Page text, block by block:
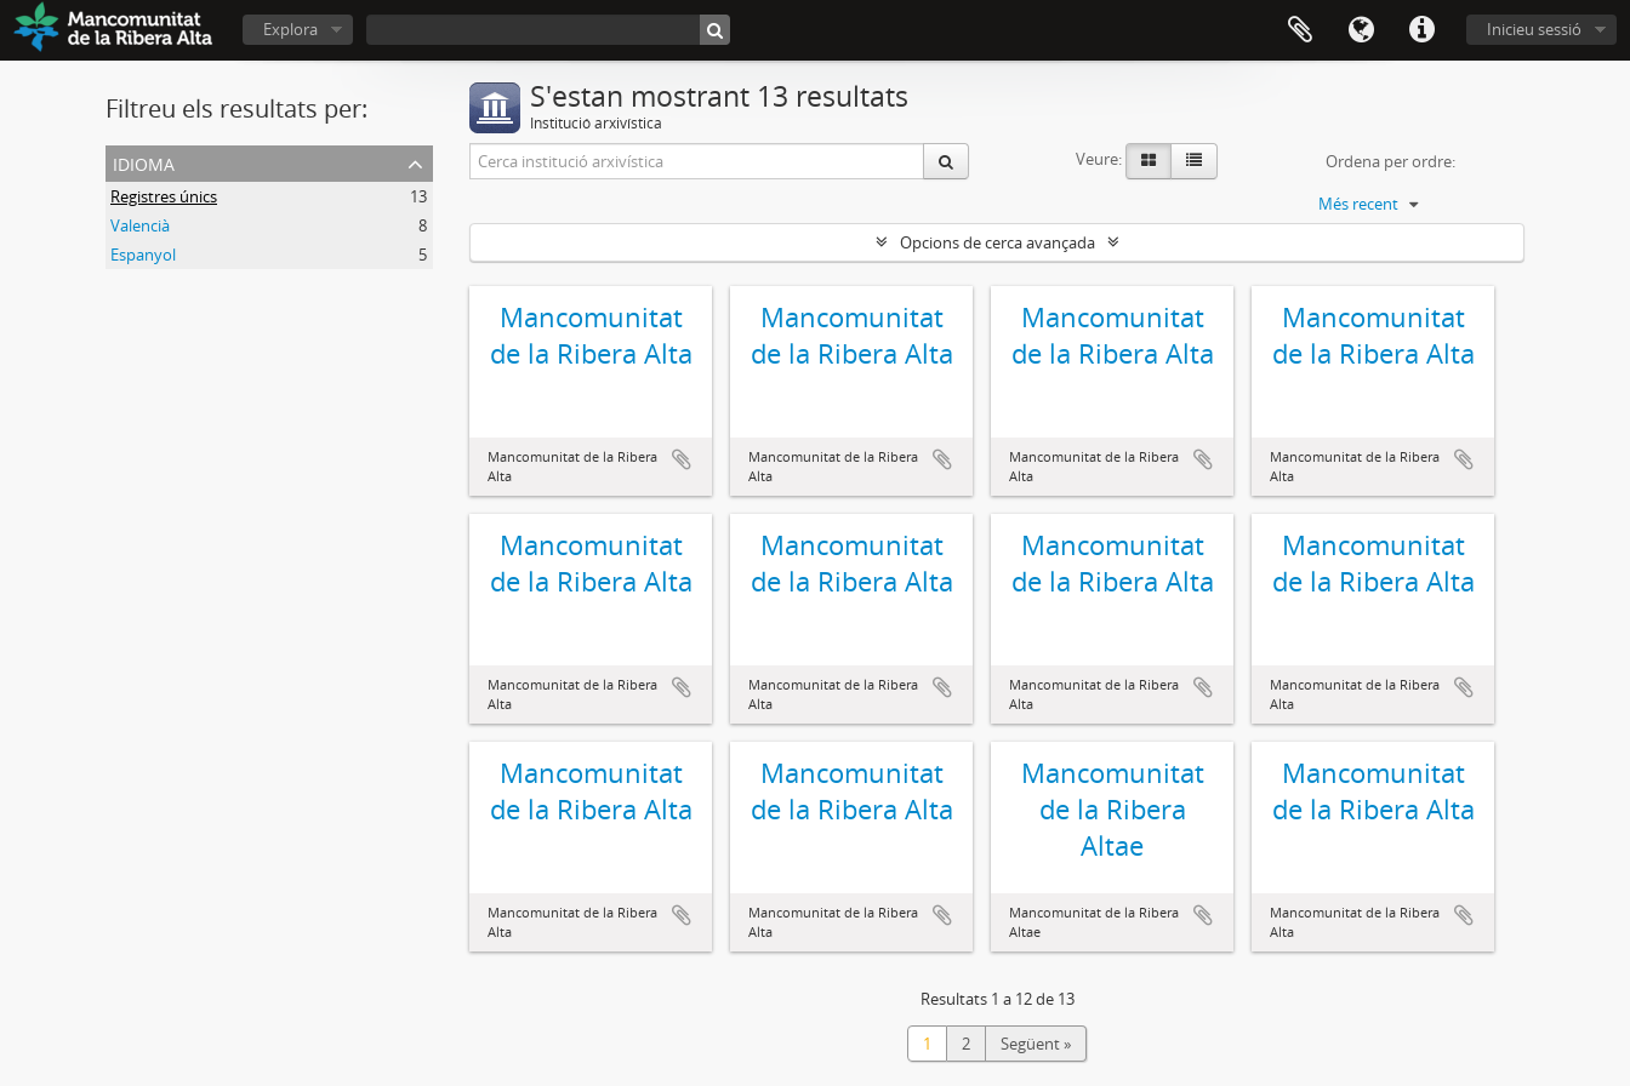
Inicieu sessió
Explora
Filtreu els resultats per:
idioma
Registres únics
13
Valencià
8
Espanyol
5
S'estan mostrant 13 resultats
Institució arxivística
Veure:
Ordena per ordre:
Més recent
Opcions de cerca avançada
Mancomunitat
de la Ribera Alta
Mancomunitat de la Ribera
Alta
Mancomunitat
de la Ribera Alta
Mancomunitat de la Ribera
Alta
Mancomunitat
de la Ribera Alta
Mancomunitat de la Ribera
Alta
Mancomunitat
de la Ribera Alta
Mancomunitat de la Ribera
Alta
Mancomunitat
de la Ribera Alta
Mancomunitat de la Ribera
Alta
Mancomunitat
de la Ribera Alta
Mancomunitat de la Ribera
Alta
Mancomunitat
de la Ribera Alta
Mancomunitat de la Ribera
Alta
Mancomunitat
de la Ribera Alta
Mancomunitat de la Ribera
Alta
Mancomunitat
de la Ribera Alta
Mancomunitat de la Ribera
Alta
Mancomunitat
de la Ribera Alta
Mancomunitat de la Ribera
Alta
Mancomunitat
de la Ribera
Altae
Mancomunitat de la Ribera
Altae
Mancomunitat
de la Ribera Alta
Mancomunitat de la Ribera
Alta
Resultats 1 a 12 de 13
1 2 Següent »